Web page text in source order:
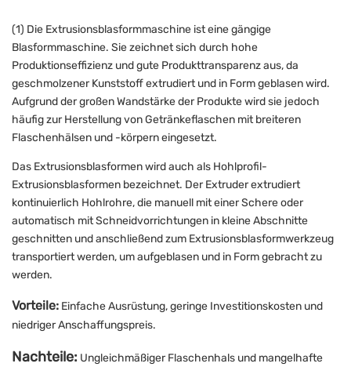
(1) Die Extrusionsblasformmaschine ist eine gängige
Blasformmaschine. Sie zeichnet sich durch hohe
Produktionseffizienz und gute Produkttransparenz aus, da
geschmolzener Kunststoff extrudiert und in Form geblasen wird.
Aufgrund der großen Wandstärke der Produkte wird sie jedoch
häufig zur Herstellung von Getränkeflaschen mit breiteren
Flaschenhälsen und -körpern eingesetzt.
Das Extrusionsblasformen wird auch als Hohlprofil-
Extrusionsblasformen bezeichnet. Der Extruder extrudiert
kontinuierlich Hohlrohre, die manuell mit einer Schere oder
automatisch mit Schneidvorrichtungen in kleine Abschnitte
geschnitten und anschließend zum Extrusionsblasformwerkzeug
transportiert werden, um aufgeblasen und in Form gebracht zu
werden.
Vorteile: Einfache Ausrüstung, geringe Investitionskosten und
niedriger Anschaffungspreis.
Nachteile: Ungleichmäßiger Flaschenhals und mangelhafte